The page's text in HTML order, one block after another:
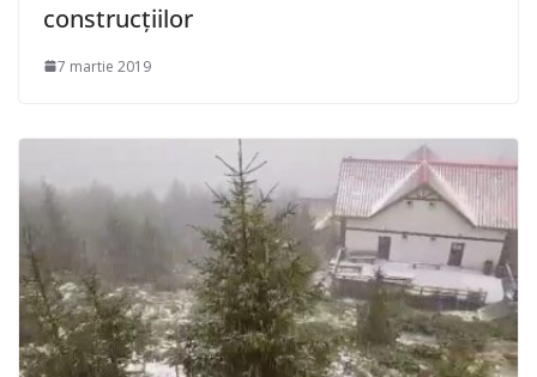
construcțiilor
7 martie 2019